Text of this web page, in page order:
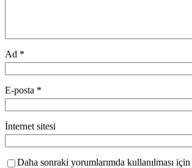
Ad *
E-posta *
İnternet sitesi
Daha sonraki yorumlarımda kullanılması